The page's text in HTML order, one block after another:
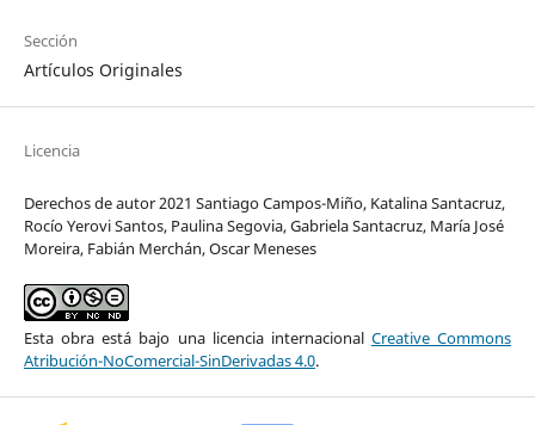
Sección
Artículos Originales
Licencia
Derechos de autor 2021 Santiago Campos-Miño, Katalina Santacruz,
Rocío Yerovi Santos, Paulina Segovia, Gabriela Santacruz, María José
Moreira, Fabián Merchán, Oscar Meneses
Esta obra está bajo una licencia internacional Creative Commons
Atribución-NoComercial-SinDerivadas 4.0.